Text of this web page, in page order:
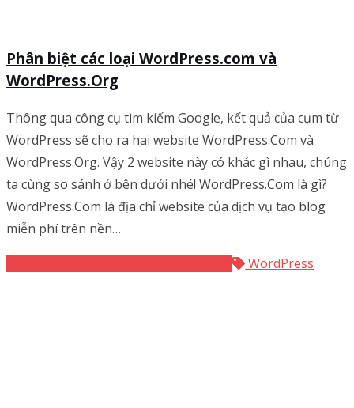
Phân biệt các loại WordPress.com và
WordPress.Org
Thông qua công cụ tìm kiếm Google, kết quả của cụm từ
WordPress sẽ cho ra hai website WordPress.Com và
WordPress.Org. Vậy 2 website này có khác gì nhau, chúng
ta cùng so sánh ở bên dưới nhé! WordPress.Com là gì?
WordPress.Com là địa chỉ website của dịch vụ tạo blog
miễn phí trên nền…
WordPress